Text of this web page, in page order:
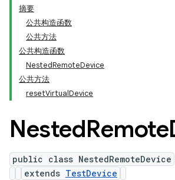
摘要
公共构造函数
公共方法
公共构造函数
NestedRemoteDevice
公共方法
resetVirtualDevice
NestedRemote
public class NestedRemoteDevice
extends TestDevice